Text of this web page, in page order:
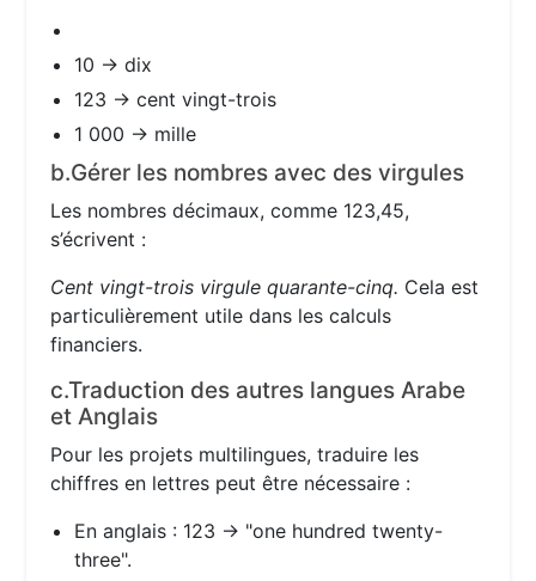
10 → dix
123 → cent vingt-trois
1 000 → mille
b.Gérer les nombres avec des virgules
Les nombres décimaux, comme 123,45,
s’écrivent :
Cent vingt-trois virgule quarante-cinq. Cela est
particulièrement utile dans les calculs
financiers.
c.Traduction des autres langues Arabe
et Anglais
Pour les projets multilingues, traduire les
chiffres en lettres peut être nécessaire :
En anglais : 123 → "one hundred twenty-
three".